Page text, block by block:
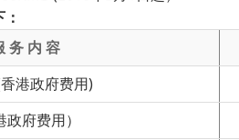
务 内 容
港政府费用)
府费用）